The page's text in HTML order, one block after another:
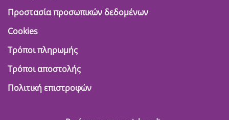
Προστασία προσωπικών δεδομένων
Cookies
Τρόποι πληρωμής
Τρόποι αποστολής
Πολιτική επιστροφών